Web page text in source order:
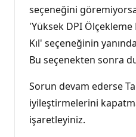
seçeneğini
'Yüksek DPI Ölçekleme
Kıl' seçeneğinin
Bu seçenekten sonra
Sorun devam ederse
iyileştirmelerini
işaretleyiniz.